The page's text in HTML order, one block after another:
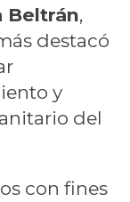
Beltrán,
destacó
y
del
con fines